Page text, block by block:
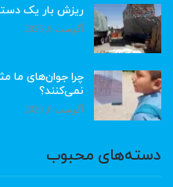
ریزش بار یک
آگوست 6, 2026
چرا جوان‌های ما
نمی‌کنند؟
آگوست 6, 2026
دسته‌های محبوب